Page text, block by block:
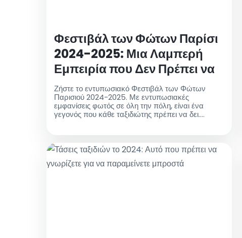
Φεστιβάλ των Φώτων Παρίσι
2024-2025: Μια Λαμπερή
Εμπειρία που Δεν Πρέπει να
Χάσετε!
Ζήστε το εντυπωσιακό Φεστιβάλ των Φώτων
Παρισιού 2024-2025. Με εντυπωσιακές
εμφανίσεις φωτός σε όλη την πόλη, είναι ένα
γεγονός που κάθε ταξιδιώτης πρέπει να δει.